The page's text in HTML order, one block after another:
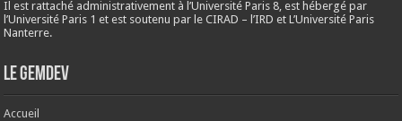
Il est rattaché administrativement à l’Université Paris 8, est hébergé par
l’Université Paris 1 et est soutenu par le CIRAD – l’IRD et L’Université Paris
Nanterre.
Le Gemdev
Accueil